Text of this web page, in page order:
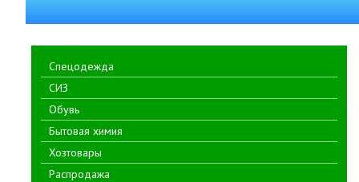
Спецодежда
СИЗ
Обувь
Бытовая химия
Хозтовары
Распродажа